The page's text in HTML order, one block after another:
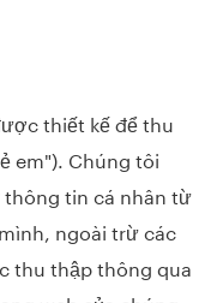
thiết kế để thu
em"). Chúng tôi
tin cá nhân từ
ngoài trừ các
thu thập thông qua